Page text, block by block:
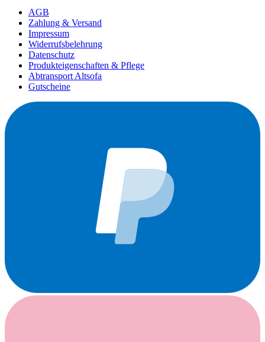
AGB
Zahlung & Versand
Impressum
Widerrufsbelehrung
Datenschutz
Produkteigenschaften & Pflege
Abtransport Altsofa
Gutscheine